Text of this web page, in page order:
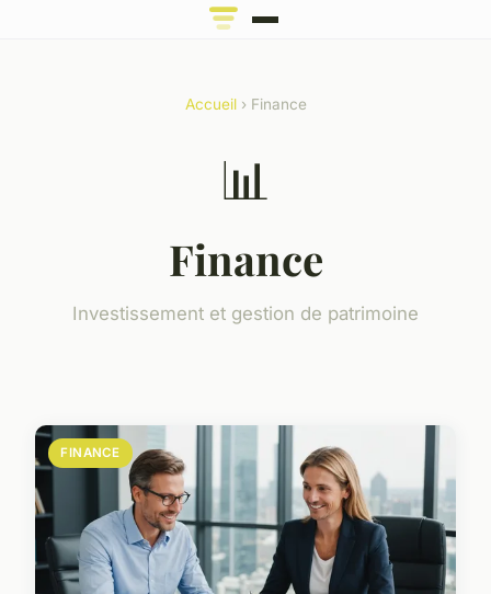
Accueil› Finance
📊
Finance
Investissement et gestion de patrimoine
FINANCE